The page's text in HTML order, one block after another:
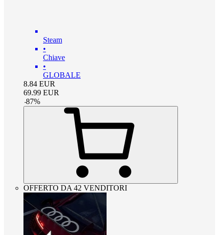
Steam
•
Chiave
•
GLOBALE
8.84 EUR
69.99 EUR
-87%
OFFERTO DA 42 VENDITORI